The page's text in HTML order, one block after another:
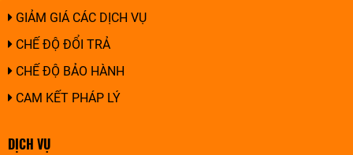
GIẢM GIÁ CÁC DỊCH VỤ
CHẾ ĐỘ ĐỔI TRẢ
CHẾ ĐỘ BẢO HÀNH
CAM KẾT PHÁP LÝ
DỊCH VỤ